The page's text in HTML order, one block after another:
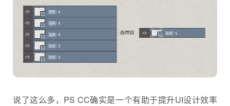
说了这么多，PS CC确实是一个有助于提升UI设计效率